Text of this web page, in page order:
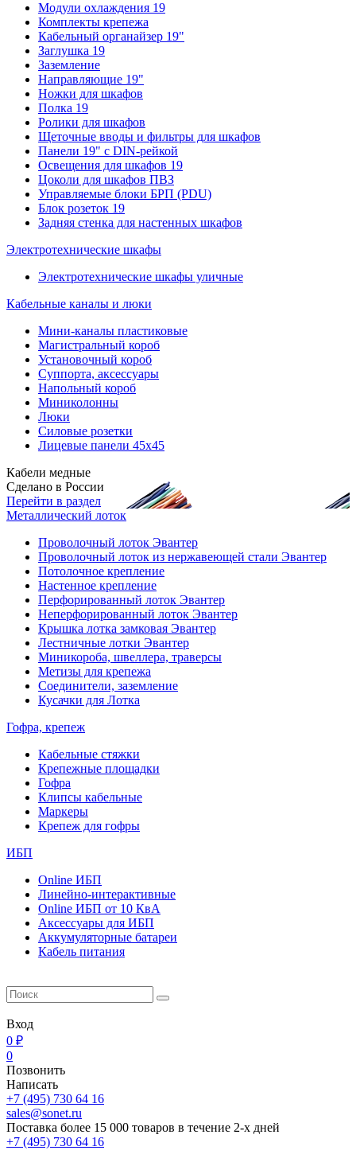
Модули охлаждения 19
Комплекты крепежа
Кабельный органайзер 19"
Заглушка 19
Заземление
Направляющие 19"
Ножки для шкафов
Полка 19
Ролики для шкафов
Щеточные вводы и фильтры для шкафов
Панели 19" с DIN-рейкой
Освещения для шкафов 19
Цоколи для шкафов ПВЗ
Управляемые блоки БРП (PDU)
Блок розеток 19
Задняя стенка для настенных шкафов
Электротехнические шкафы
Электротехнические шкафы уличные
Кабельные каналы и люки
Мини-каналы пластиковые
Магистральный короб
Установочный короб
Суппорта, аксессуары
Напольный короб
Миниколонны
Люки
Силовые розетки
Лицевые панели 45х45
Кабели медные
Сделано в России
Перейти в раздел
Металлический лоток
Проволочный лоток Эвантер
Проволочный лоток из нержавеющей стали Эвантер
Потолочное крепление
Настенное крепление
Перфорированный лоток Эвантер
Неперфорированный лоток Эвантер
Крышка лотка замковая Эвантер
Лестничные лотки Эвантер
Миникороба, швеллера, траверсы
Метизы для крепежа
Соединители, заземление
Кусачки для Лотка
Гофра, крепеж
Кабельные стяжки
Крепежные площадки
Гофра
Клипсы кабельные
Маркеры
Крепеж для гофры
ИБП
Online ИБП
Линейно-интерактивные
Online ИБП от 10 КвА
Aксессуары для ИБП
Аккумуляторные батареи
Кабель питания
Вход
0 ₽
0
Позвонить
Написать
+7 (495) 730 64 16
sales@sonet.ru
Поставка более 15 000 товаров в течение 2-х дней
+7 (495) 730 64 16